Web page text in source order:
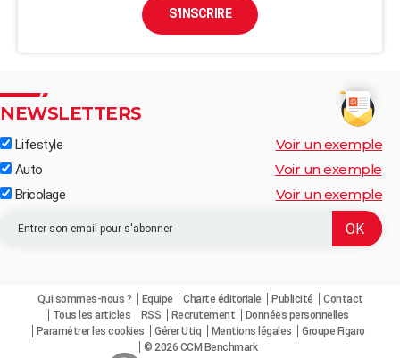
S'INSCRIRE
NEWSLETTERS
Lifestyle Voir un exemple
Auto Voir un exemple
Bricolage Voir un exemple
Qui sommes-nous ? Equipe Charte éditoriale Publicité
Contact
Tous les articles
RSS Recrutement
Données personnelles
Paramétrer les cookies
Gérer Utiq Mentions légales
Groupe Figaro
© 2026 CCM Benchmark